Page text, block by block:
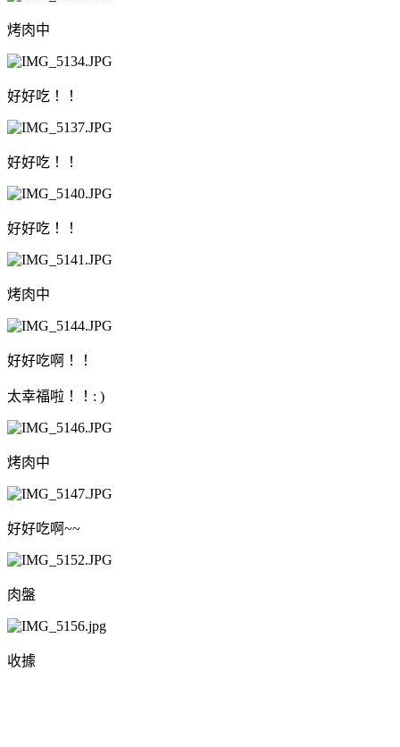
烤肉中
好好吃！！
好好吃！！
好好吃！！
烤肉中
好好吃啊！！
太幸福啦！！: )
烤肉中
好好吃啊~~
肉盤
收據